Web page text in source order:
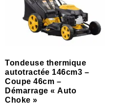
Tondeuse thermique
autotractée 146cm3 –
Coupe 46cm –
Démarrage « Auto
Choke »